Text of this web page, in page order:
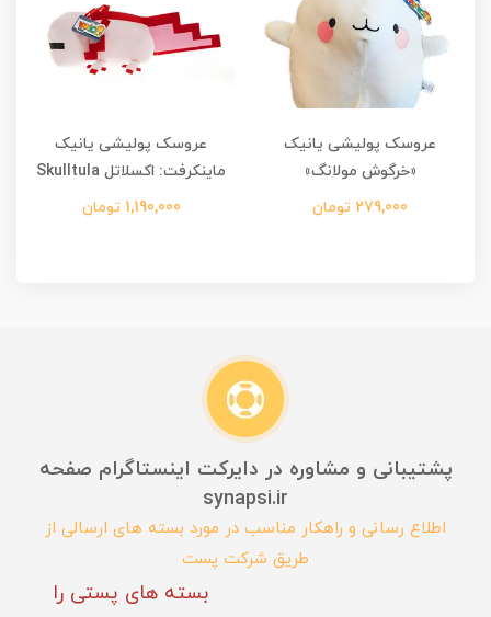
عروسک پولیشی یانیک
«خرگوش مولانگ»
279,000 تومان
عروسک پولیشی یانیک
ماینکرفت: اکسلاتل Skulltula
1,190,000 تومان
پشتیبانی و مشاوره در دایرکت اینستاگرام صفحه
synapsi.ir
اطلاع رسانی و راهکار مناسب در مورد بسته های ارسالی از
طریق شرکت پست
بسته های پستی را